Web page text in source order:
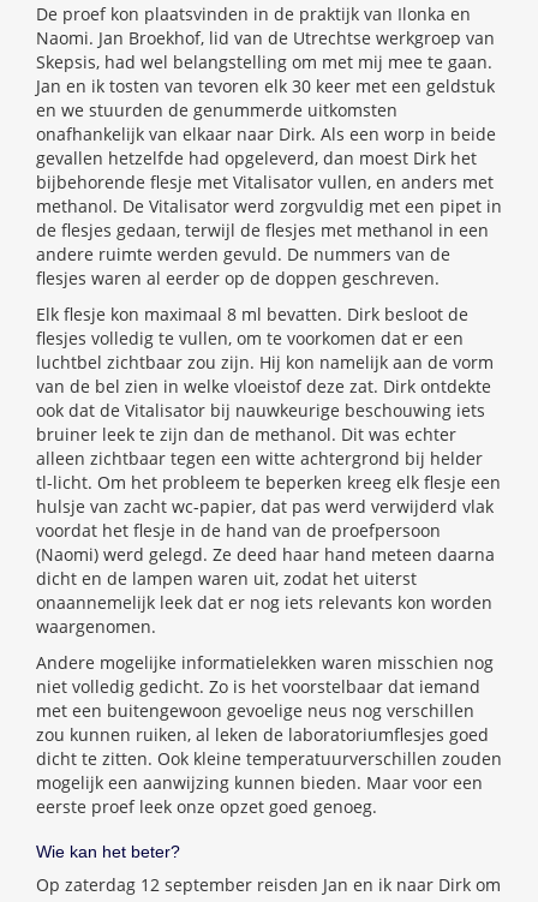
De proef kon plaatsvinden in de praktijk van Ilonka en
Naomi. Jan Broekhof, lid van de Utrechtse werkgroep van
Skepsis, had wel belangstelling om met mij mee te gaan.
Jan en ik tosten van tevoren elk 30 keer met een geldstuk
en we stuurden de genummerde uitkomsten
onafhankelijk van elkaar naar Dirk. Als een worp in beide
gevallen hetzelfde had opgeleverd, dan moest Dirk het
bijbehorende flesje met Vitalisator vullen, en anders met
methanol. De Vitalisator werd zorgvuldig met een pipet in
de flesjes gedaan, terwijl de flesjes met methanol in een
andere ruimte werden gevuld. De nummers van de
flesjes waren al eerder op de doppen geschreven.
Elk flesje kon maximaal 8 ml bevatten. Dirk besloot de
flesjes volledig te vullen, om te voorkomen dat er een
luchtbel zichtbaar zou zijn. Hij kon namelijk aan de vorm
van de bel zien in welke vloeistof deze zat. Dirk ontdekte
ook dat de Vitalisator bij nauwkeurige beschouwing iets
bruiner leek te zijn dan de methanol. Dit was echter
alleen zichtbaar tegen een witte achtergrond bij helder
tl-licht. Om het probleem te beperken kreeg elk flesje een
hulsje van zacht wc-papier, dat pas werd verwijderd vlak
voordat het flesje in de hand van de proefpersoon
(Naomi) werd gelegd. Ze deed haar hand meteen daarna
dicht en de lampen waren uit, zodat het uiterst
onaannemelijk leek dat er nog iets relevants kon worden
waargenomen.
Andere mogelijke informatielekken waren misschien nog
niet volledig gedicht. Zo is het voorstelbaar dat iemand
met een buitengewoon gevoelige neus nog verschillen
zou kunnen ruiken, al leken de laboratoriumflesjes goed
dicht te zitten. Ook kleine temperatuurverschillen zouden
mogelijk een aanwijzing kunnen bieden. Maar voor een
eerste proef leek onze opzet goed genoeg.
Wie kan het beter?
Op zaterdag 12 september reisden Jan en ik naar Dirk om